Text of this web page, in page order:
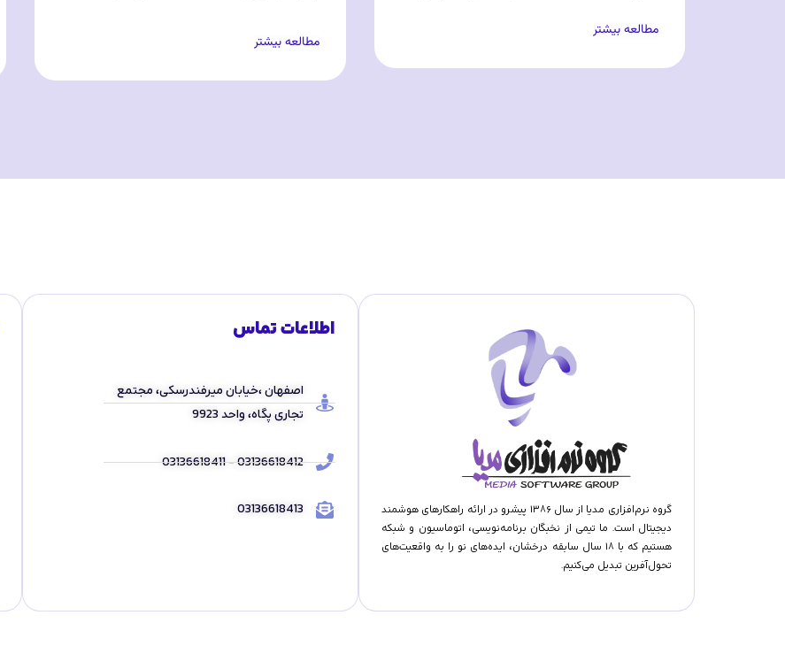
مطالعه بیشتر
مطالعه بیشتر
گروه نرم‌افزاری مدیا از سال ۱۳۸۶ پیشرو در ارائه راهکارهای هوشمند
دیجیتال است. ما تیمی از نخبگان برنامه‌نویسی، اتوماسیون و شبکه
هستیم که با ۱۸ سال سابقه درخشان، ایده‌های نو را به واقعیت‌های
تحول‌آفرین تبدیل می‌کنیم.
اطلاعات تماس
اصفهان ،خیابان میرفندرسکی، مجتمع
تجاری پگاه، واحد 9923
03136618412 - 03136618411
03136618413